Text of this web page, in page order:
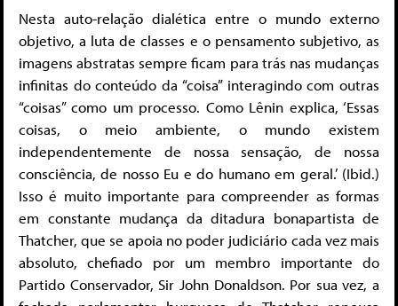
Nesta auto-relação dialética entre o mundo externo
objetivo, a luta de classes e o pensamento subjetivo, as
imagens abstratas sempre ficam para trás nas mudanças
infinitas do conteúdo da “coisa” interagindo com outras
“coisas” como um processo. Como Lênin explica, ‘Essas
coisas, o meio ambiente, o mundo existem
independentemente de nossa sensação, de nossa
consciência, de nosso Eu e do humano em geral.’ (Ibid.)
Isso é muito importante para compreender as formas
em constante mudança da ditadura bonapartista de
Thatcher, que se apoia no poder judiciário cada vez mais
absoluto, chefiado por um membro importante do
Partido Conservador, Sir John Donaldson. Por sua vez, a